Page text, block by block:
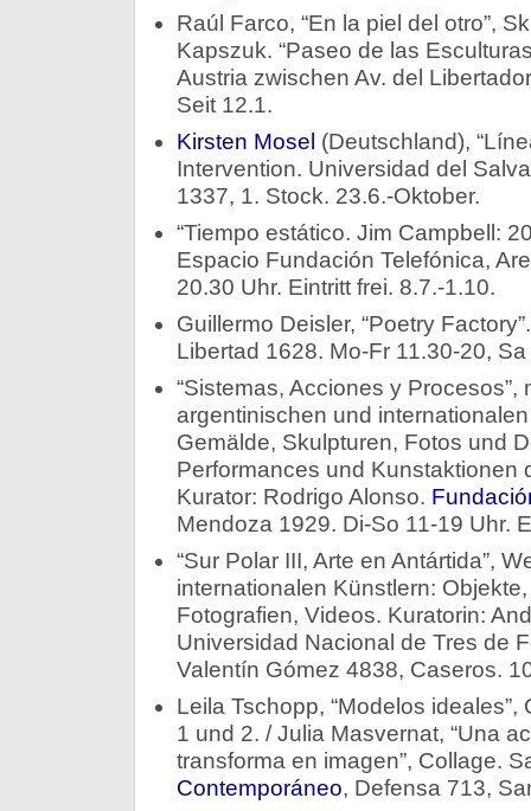
Raúl Farco, “En la piel del otro”,
Kapszuk. “Paseo de las
Austria zwischen Av. del
Seit 12.1.
Kirsten Mosel (Deutschland),
Intervention. Universidad del
1337, 1. Stock. 23.6.-Oktober.
“Tiempo estático. Jim Campbell:
Espacio Fundación Telefónica,
20.30 Uhr. Eintritt frei. 8.7.-1.10.
Guillermo Deisler, “Poetry
Libertad 1628. Mo-Fr 11.30-20,
“Sistemas, Acciones y
argentinischen und
Gemälde, Skulpturen, Fotos und
Performances und Kunstaktionen
Kurator: Rodrigo Alonso.
Mendoza 1929. Di-So 11-19 Uhr.
“Sur Polar III, Arte en Antártida”,
internationalen Künstlern:
Fotografien, Videos. Kuratorin:
Universidad Nacional de Tres de
Valentín Gómez 4838, Caseros.
Leila Tschopp, “Modelos
1 und 2. / Julia Masvernat, “Una
transforma en imagen”, Collage.
Contemporáneo, Defensa 713,